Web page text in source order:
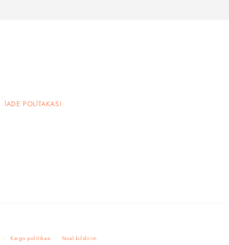
İADE POLİTAKASI
Kargo politikası Yasal bildirim